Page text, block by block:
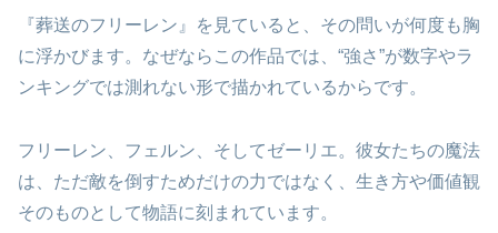
『葬送のフリーレン』を見ていると、その問いが何度も胸
に浮かびます。なぜならこの作品では、“強さ”が数字やラ
ンキングでは測れない形で描かれているからです。
フリーレン、フェルン、そしてゼーリエ。彼女たちの魔法
は、ただ敵を倒すためだけの力ではなく、生き方や価値観
そのものとして物語に刻まれています。